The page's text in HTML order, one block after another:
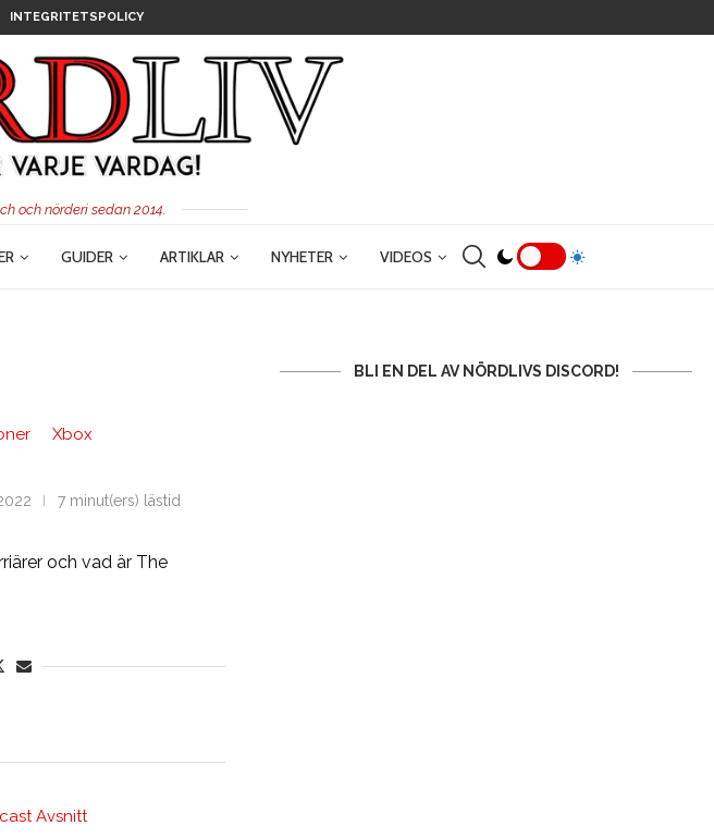
INTEGRITETSPOLICY
och nörderi sedan 2014.
GUIDER ARTIKLAR NYHETER VIDEOS
Xbox
7 minut(ers) lästid
och vad är The
Avsnitt
BLI EN DEL AV NÖRDLIVS DISCORD!